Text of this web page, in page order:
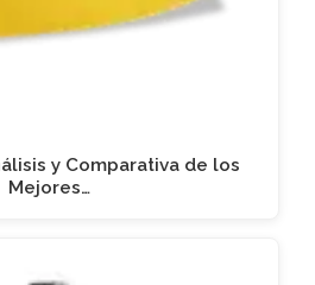
y Comparativa de los
Mejores…